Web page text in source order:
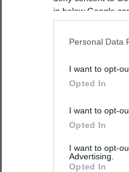
in below Google
Personal Data
I want to opt-
Opted In
I want to opt-
Opted In
I want to opt-
Advertising.
Opted In